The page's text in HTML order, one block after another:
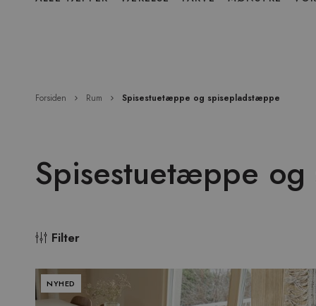
Forsiden Rum Spisestuetæppe og spisepladstæppe
Spisestuetæppe
Filter
NYHED